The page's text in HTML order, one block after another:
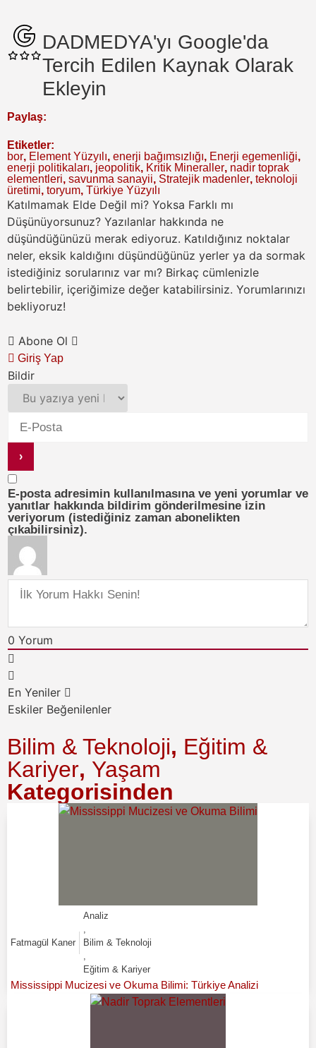
DADMEDYA'yı Google'da
Tercih Edilen Kaynak Olarak
Ekleyin
Paylaş:
Etiketler:
bor, Element Yüzyılı, enerji bağımsızlığı, Enerji egemenliği,
enerji politikaları, jeopolitik, Kritik Mineraller, nadir toprak
elementleri, savunma sanayii, Stratejik madenler, teknoloji
üretimi, toryum, Türkiye Yüzyılı
Katılmamak Elde Değil mi? Yoksa Farklı mı
Düşünüyorsunuz? Yazılanlar hakkında ne
düşündüğünüzü merak ediyoruz. Katıldığınız noktalar
neler, eksik kaldığını düşündüğünüz yerler ya da sormak
istediğiniz sorularınız var mı? Birkaç cümlenizle
belirtebilir, içeriğimize değer katabilirsiniz. Yorumlarınızı
bekliyoruz!
Abone Ol
Giriş Yap
Bildir
E-posta adresimin kullanılmasına ve yeni yorumlar ve
yanıtlar hakkında bildirim gönderilmesine izin
veriyorum (istediğiniz zaman abonelikten
çıkabilirsiniz).
0 Yorum
En Yeniler
Eskiler Beğenilenler
Bilim & Teknoloji, Eğitim &
Kariyer, Yaşam
Kategorisinden
Fatmagül Kaner
Analiz
,
Bilim & Teknoloji
,
Eğitim & Kariyer
Mississippi Mucizesi ve Okuma Bilimi: Türkiye Analizi